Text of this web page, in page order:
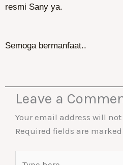
resmi Sany ya.
Semoga bermanfaat..
Leave a
Your email address will
Required fields are marked